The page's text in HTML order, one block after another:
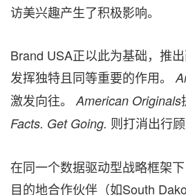
访美兴趣产生了积极影响。
Brand USA正以此为基础，推
发挥独特且同等重要的作用。
激发向往。 American Originals
Facts. Get Going. 则打消出行
在同一个数据驱动型战略框架
目的地合作伙伴（如South